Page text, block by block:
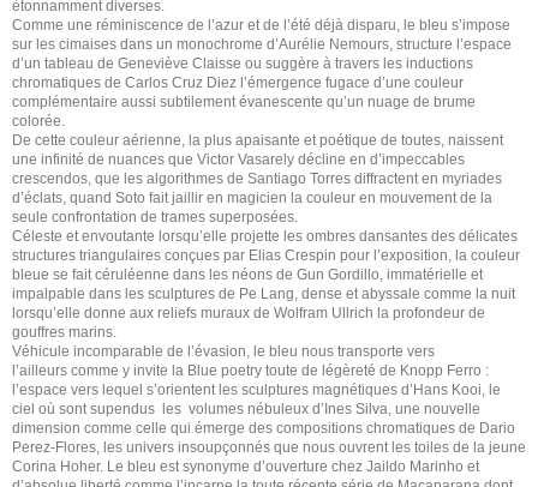
étonnamment diverses.
Comme une réminiscence de l’azur et de l’été déjà disparu, le bleu s’impose
sur les cimaises dans un monochrome d’Aurélie Nemours, structure l’espace
d’un tableau de Geneviève Claisse ou suggère à travers les inductions
chromatiques de Carlos Cruz Diez l’émergence fugace d’une couleur
complémentaire aussi subtilement évanescente qu’un nuage de brume
colorée.
De cette couleur aérienne, la plus apaisante et poétique de toutes, naissent
une infinité de nuances que Victor Vasarely décline en d’impeccables
crescendos, que les algorithmes de Santiago Torres diffractent en myriades
d’éclats, quand Soto fait jaillir en magicien la couleur en mouvement de la
seule confrontation de trames superposées.
Céleste et envoutante lorsqu’elle projette les ombres dansantes des délicates
structures triangulaires conçues par Elias Crespin pour l’exposition, la couleur
bleue se fait céruléenne dans les néons de Gun Gordillo, immatérielle et
impalpable dans les sculptures de Pe Lang, dense et abyssale comme la nuit
lorsqu’elle donne aux reliefs muraux de Wolfram Ullrich la profondeur de
gouffres marins.
Véhicule incomparable de l’évasion, le bleu nous transporte vers
l’ailleurs comme y invite la Blue poetry toute de légèreté de Knopp Ferro :
l’espace vers lequel s’orientent les sculptures magnétiques d’Hans Kooi, le
ciel où sont supendus les volumes nébuleux d’Ines Silva, une nouvelle
dimension comme celle qui émerge des compositions chromatiques de Dario
Perez-Flores, les univers insoupçonnés que nous ouvrent les toiles de la jeune
Corina Hoher. Le bleu est synonyme d’ouverture chez Jaildo Marinho et